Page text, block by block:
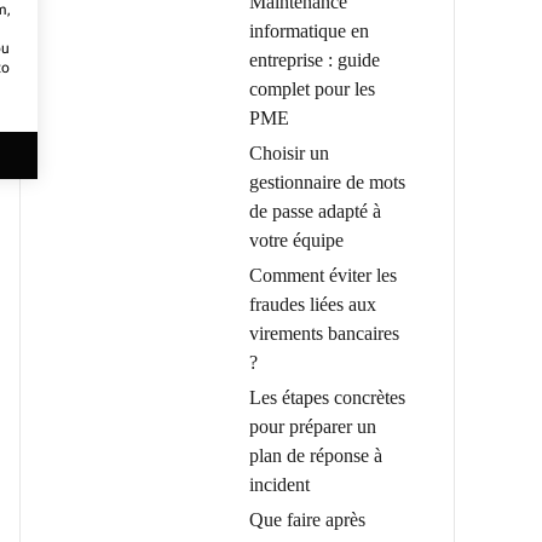
informatique en
entreprise : guide
complet pour les
PME
Choisir un
gestionnaire de mots
de passe adapté à
votre équipe
Comment éviter les
fraudes liées aux
virements bancaires
?
Les étapes concrètes
pour préparer un
plan de réponse à
incident
Que faire après